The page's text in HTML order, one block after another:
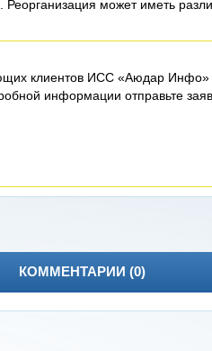
Реорганизация может иметь
клиентов ИСС «Аюдар
информации отправьте
КОММЕНТАРИИ (0)